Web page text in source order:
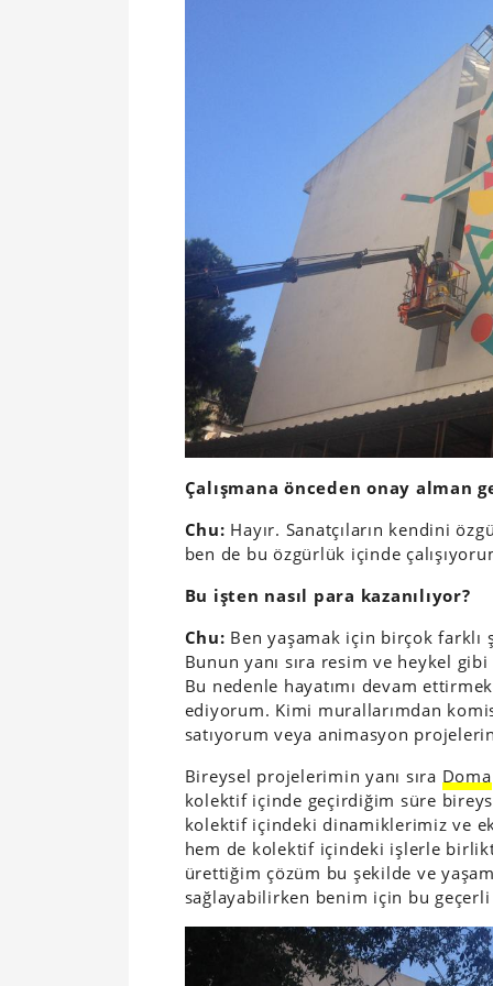
Çalışmana önceden onay alman
Chu: Hayır. Sanatçıların kendini
ben de bu özgürlük içinde
Bu işten nasıl para kazanılıyor?
Chu: Ben yaşamak için birçok farklı
Bunun yanı sıra resim ve heykel
Bu nedenle hayatımı devam
ediyorum. Kimi murallarımdan
satıyorum veya animasyon
Bireysel projelerimin yanı sıra Doma
kolektif içinde geçirdiğim süre
kolektif içindeki dinamiklerimiz ve
hem de kolektif içindeki işlerle
ürettiğim çözüm bu şekilde ve
sağlayabilirken benim için bu